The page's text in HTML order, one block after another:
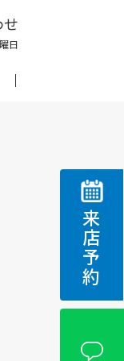
日
来店予約